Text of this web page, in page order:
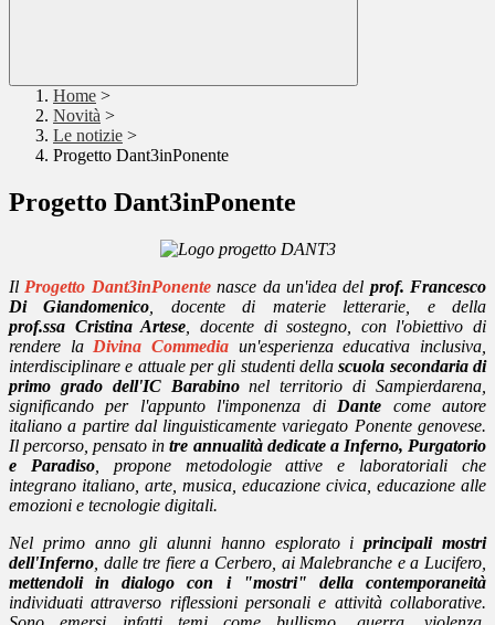
Home >
Novità >
Le notizie >
Progetto Dant3inPonente
Progetto Dant3inPonente
Il Progetto Dant3inPonente nasce da un'idea del prof. Francesco
Di Giandomenico , docente di materie letterarie, e della
prof.ssa Cristina Artese , docente di sostegno, con l'obiettivo di
rendere la Divina Commedia un'esperienza educativa inclusiva,
interdisciplinare e attuale per gli studenti dellascuola secondaria di
primo grado dell'IC Barabinonel territorio di Sampierdarena,
significando per l'appunto l'imponenza di Dante come autore
italiano a partire dal linguisticamente variegato Ponente genovese.
Il percorso, pensato intre annualità dedicate a Inferno, Purgatorio
e Paradiso, propone metodologie attive e laboratoriali che
integrano italiano, arte, musica, educazione civica, educazione alle
emozioni e tecnologie digitali.
Nel primo anno gli alunni hanno esplorato i principalimostri
dell'Inferno dalle tre fiere a Cerbero, ai Malebranche e a Lucifero,
mettendoli in dialogo con i "mostri" della contemporaneità
individuati attraverso riflessioni personali e attività collaborative.